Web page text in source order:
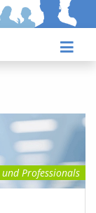
und Professionals